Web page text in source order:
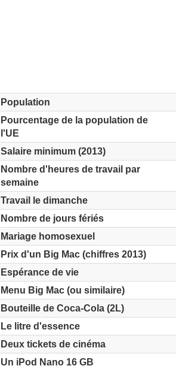
Population
Pourcentage de la population de
l'UE
Salaire minimum (2013)
Nombre d'heures de travail par
semaine
Travail le dimanche
Nombre de jours fériés
Mariage homosexuel
Prix d'un Big Mac (chiffres 2013)
Espérance de vie
Menu Big Mac (ou similaire)
Bouteille de Coca-Cola (2L)
Le litre d'essence
Deux tickets de cinéma
Un iPod Nano 16 GB